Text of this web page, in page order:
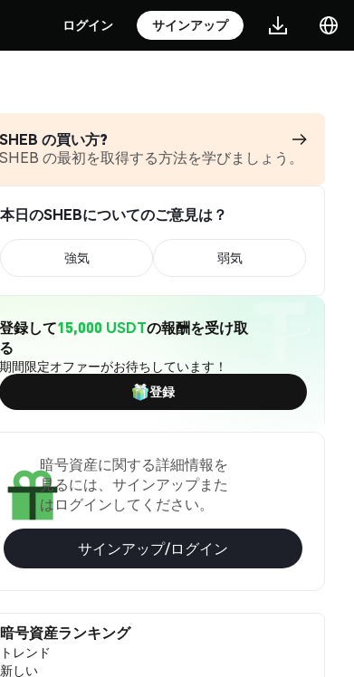
ログイン サインアップ
SHEB の買い方?
SHEB の最初を取得する方法を学びましょう。
本日のSHEBについてのご意見は？
強気 弱気
登録して15,000 USDTの報酬を受け取
る
期間限定オファーがお待ちしています！
登録
暗号資産に関する詳細情報を
見るには、サインアップまた
はログインしてください。
サインアップ/ログイン
暗号資産ランキング
トレンド
新しい